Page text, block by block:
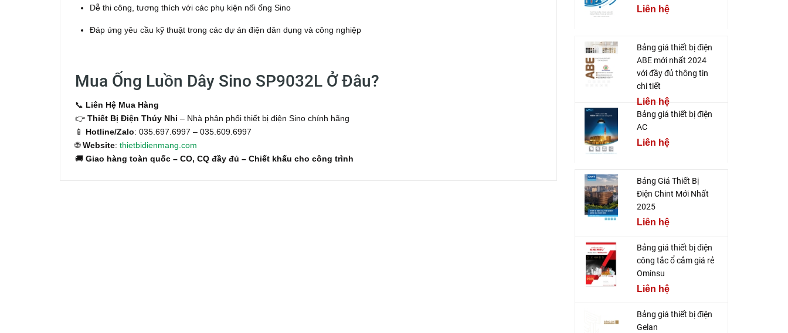
Dễ thi công, tương thích với các phụ kiện nối ống Sino
Đáp ứng yêu cầu kỹ thuật trong các dự án điện dân dụng và công nghiệp
Mua Ống Luồn Dây Sino SP9032L Ở Đâu?
📞 Liên Hệ Mua Hàng
👉 Thiết Bị Điện Thúy Nhi – Nhà phân phối thiết bị điện Sino chính hãng
📱 Hotline/Zalo: 035.697.6997 – 035.609.6997
🌐Website: thietbidienmang.com
🚚 Giao hàng toàn quốc – CO, CQ đầy đủ – Chiết khấu cho công trình
Liên hệ
Bảng giá thiết bị điện
ABE mới nhất 2024
với đầy đủ thông tin
chi tiết
Liên hệ
Bảng giá thiết bị điện
AC
Liên hệ
Bảng Giá Thiết Bị
Điện Chint Mới Nhất
2025
Liên hệ
Bảng giá thiết bị điện
công tắc ổ cắm giá rẻ
Ominsu
Liên hệ
Bảng giá thiết bị điện
Gelan